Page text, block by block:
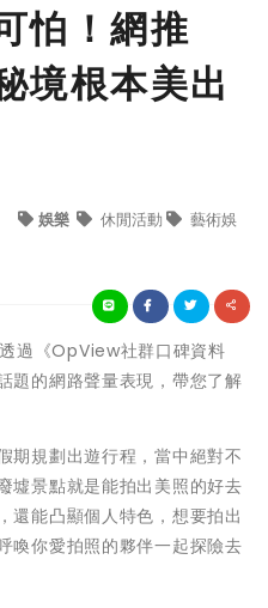
怕！網推
境根本美出
娛樂 休閒活動 藝術娛
過《OpView社群口碑資料
題的網路聲量表現，帶您了解
期規劃出遊行程，當中絕對不
墟景點就是能拍出美照的好去
還能凸顯個人特色，想要拍出
喚你愛拍照的夥伴一起探險去